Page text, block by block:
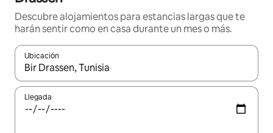
Descubre alojamientos para estancias largas que te
harán sentir como en casa durante un mes o más.
Ubicación
Cuando los resultados estén disponibles, podrás navegar
Llegada